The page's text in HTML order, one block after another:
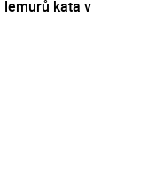
kata v